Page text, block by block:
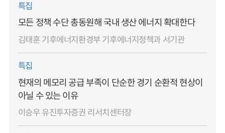
특집
모든 정책 수단 총동원해 국내 생산 에너지 확대한다
김태훈 기후에너지환경부 기후에너지정책과 서기관
특집
현재의 메모리 공급 부족이 단순한 경기 순환적 현상이
아닐 수 있는 이유
이승우 유진투자증권 리서치센터장